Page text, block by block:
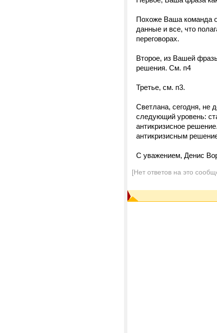
Похоже Ваша команда
данные и все, что
переговорах.
Второе, из Вашей
решения. См. п4
Третье, см. п3.
Светлана, сегодня, не
следующий уровень:
антикризисное
антикризисным
С уважением, Денис
[Нет ответов на это